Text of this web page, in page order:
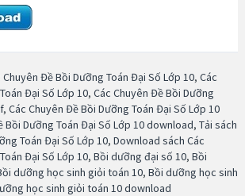
Chuyên Đề Bồi Dưỡng Toán Đại Số Lớp 10, Các
Đại Số Lớp 10, Các Chuyên Đề Bồi Dưỡng
, Các Chuyên Đề Bồi Dưỡng Toán Đại Số Lớp 10
Bồi Dưỡng Toán Đại Số Lớp 10 download, Tải sách
Toán Đại Số Lớp 10, Download sách Các
Đại Số Lớp 10, Bồi dưỡng đại số 10, Bồi
dưỡng học sinh giỏi toán 10, Bồi dưỡng học sinh
học sinh giỏi toán 10 download